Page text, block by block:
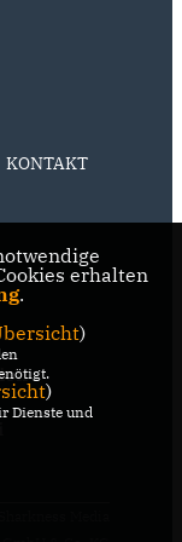
KONTAKT
erhalten
.
)
)
Dienste und